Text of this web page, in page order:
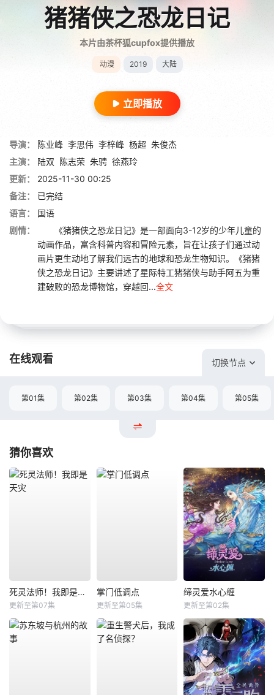
猪猪侠之恐龙日记
本片由茶杯狐cupfox提供播放
动漫 2019 大陆
立即播放
导演： 陈业峰 李思伟 李梓峰 杨超 朱俊杰
主演：
陆双 陈志荣 朱骋 徐燕玲
更新：
2025-11-30 00:25
备注：
已完结
语言：
国语
剧情：
《猪猪侠之恐龙日记》是一部面向3-12岁的少年儿童的
动画作品，富含科普内容和冒险元素，旨在让孩子们通过动
画片更生动地了解我们远古的地球和恐龙生物知识。《猪猪
侠之恐龙日记》主要讲述了星际特工猪猪侠与助手阿五为重
建破败的恐龙博物馆，穿越回...全文
在线观看 切换节点
第01集 第02集 第03集 第04集 第05集
猜你喜欢
死灵法师！我即是天灾
更新至第07集
掌门低调点
更新至第05集
缔灵爱水心缠
更新至第02集